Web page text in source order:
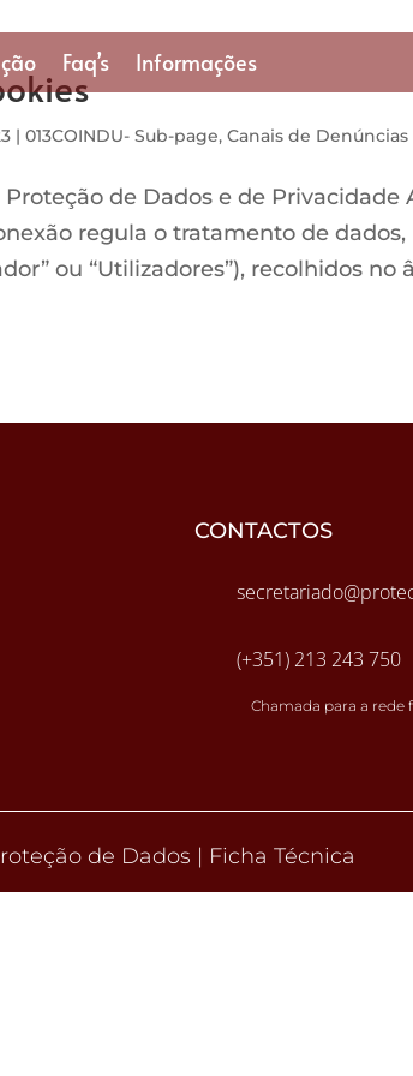
Faq’s Informações
|013COINDU- Sub-page,Canais de Denúncias
de Dados e de Privacidade
regula o tratamento de
ou “Utilizadores”), recolhidos
CONTACTOS
(+351) 213 243 750
Chamada para a rede
de Dados | Ficha Técnica